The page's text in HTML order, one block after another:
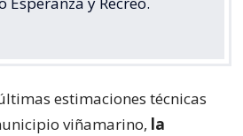
estimaciones técnicas
viñamarino, la